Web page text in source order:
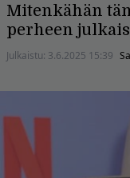
Mitenkähän
perheen
Julkaistu: 3.6.2025 15:39